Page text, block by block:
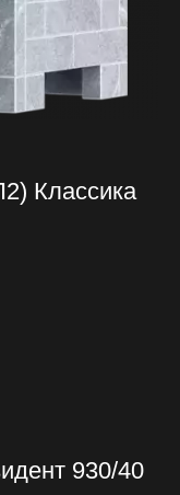
Классика
930/40